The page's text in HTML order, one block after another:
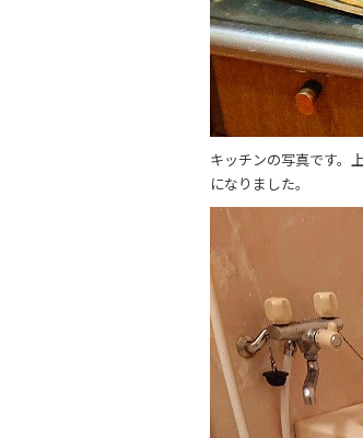
キッチンの写真です。
になりました。